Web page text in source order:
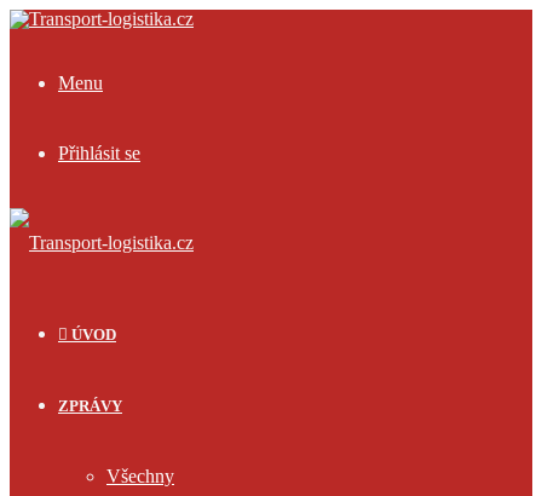
Menu
Přihlásit se
ÚVOD
ZPRÁVY
Všechny